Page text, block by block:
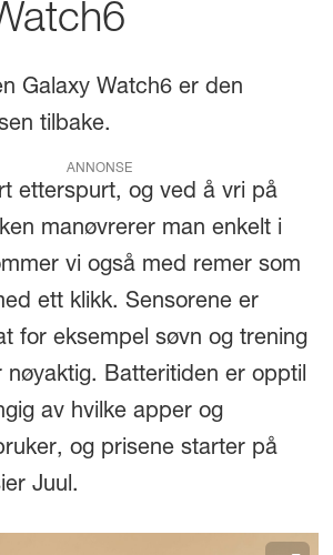
Galaxy Watch6 er den
tilbake.
ANNONSE
etterspurt, og ved å vri på
manøvrerer man enkelt i
vi også med remer som
ett klikk. Sensorene er
for eksempel søvn og trening
nøyaktig. Batteritiden er opptil
av hvilke apper og
og prisene starter på
Juul.